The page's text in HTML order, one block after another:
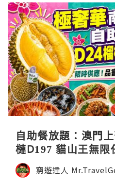
自助餐放題：澳門
槤D197 貓山王無限
窮遊達人